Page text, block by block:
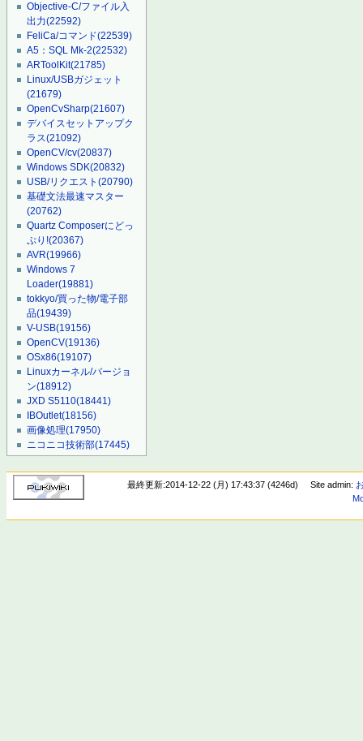
Objective-C/ファイル入
出力(22592)
FeliCa/コマンド(22539)
A5：SQL Mk-2(22532)
ARToolKit(21785)
Linux/USBガジェット
(21679)
OpenCvSharp(21607)
デバイスセットアップク
ラス(21092)
OpenCV/cv(20837)
Windows SDK(20832)
USB/リクエスト(20790)
基礎文法最速マスター
(20762)
Quartz Composerにどっ
ぷり!(20367)
AVR(19966)
Windows 7
Loader(19881)
tokkyo/買った物/電子部
品(19439)
V-USB(19156)
OpenCV(19136)
OSx86(19107)
Linuxカーネル/バージョ
ン(18912)
JXD S5110(18441)
IBOutlet(18156)
画像処理(17950)
ニコニコ技術部(17445)
最終更新:2014-12-22 (月) 17:43:37 (4246d) Site admin: